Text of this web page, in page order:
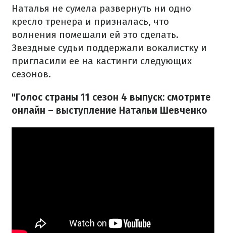
Наталья не сумела развернуть ни одно
кресло тренера и призналась, что
волнения помешали ей это сделать.
Звездные судьи поддержали вокалистку и
пригласили ее на кастинги следующих
сезонов.
"Голос страны 11 сезон 4 выпуск: смотрите
онлайн – выступление Натальи Шевченко